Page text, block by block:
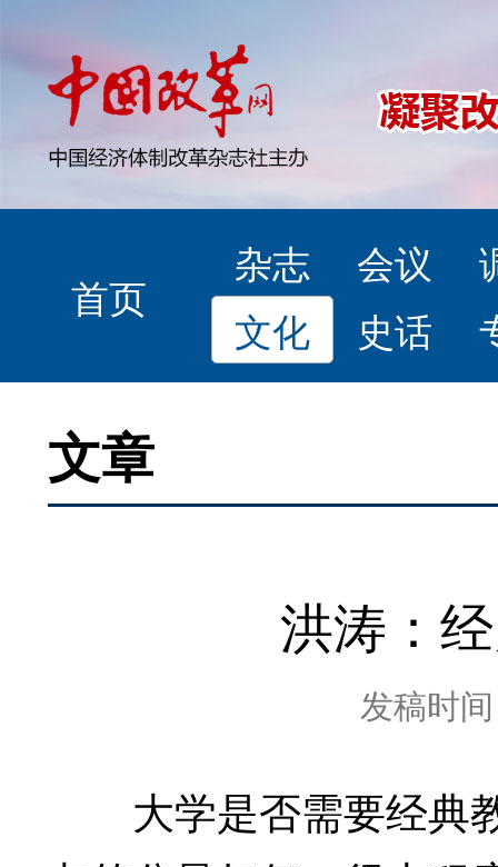
首页
杂志 会议
文化
史话
文章
洪涛：
发稿时
大学是否需要经典